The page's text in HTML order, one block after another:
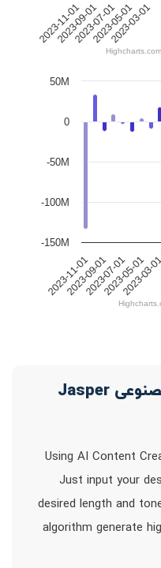
2023-11-01
2023-09-01
2023-07-01
2023-05-01
2023-03-01
Highcharts.com
2023-11-01
2023-09-01
2023-07-01
2023-05-01
2023-
-150M
-100M
-50M
0
50M
نحوه استفاده از هوش مصنوعی Jasper
Using AI Content
Just input your
desired length and
algorithm generate